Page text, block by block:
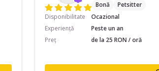
Bonă
Petsitter
Disponibilitate
Ocazional
Experiență
Peste un an
Preț
de la 25 RON / oră